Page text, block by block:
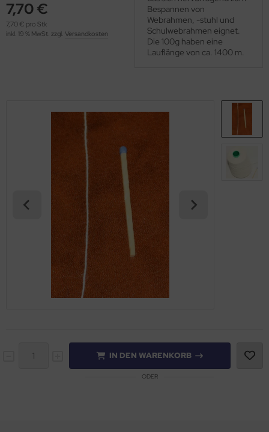
7,70 €
7,70 € pro Stk
inkl. 19 % MwSt. zzgl. Versandkosten
Bespannen von
Webrahmen, -stuhl und
Schulwebrahmen eignet.
Die 100g haben eine
Lauflänge von ca. 1400 m.
IN DEN WARENKORB
ODER